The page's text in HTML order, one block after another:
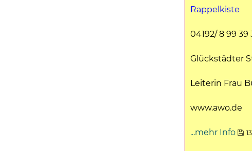
Rappelkiste
04192/ 8 99 39
Glückstädter
Leiterin Frau
www.awo.de
...mehr Info